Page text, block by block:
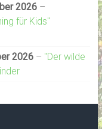
2026–
für Kids"
2026– "Der wilde